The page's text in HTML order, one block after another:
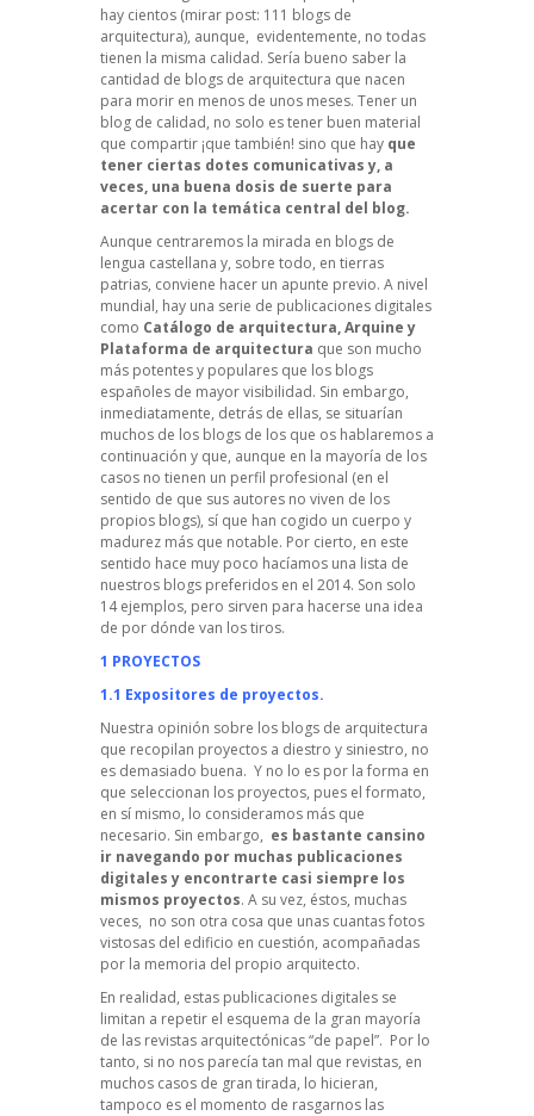
hay cientos (mirar post: 111 blogs de
arquitectura), aunque, evidentemente, no todas
tienen la misma calidad. Sería bueno saber la
cantidad de blogs de arquitectura que nacen
para morir en menos de unos meses. Tener un
blog de calidad, no solo es tener buen material
que compartir ¡que también! sino que hay que
tener ciertas dotes comunicativas y, a
veces, una buena dosis de suerte para
acertar con la temática central del blog.
Aunque centraremos la mirada en blogs de
lengua castellana y, sobre todo, en tierras
patrias, conviene hacer un apunte previo. A nivel
mundial, hay una serie de publicaciones digitales
como Catálogo de arquitectura, Arquine y
Plataforma de arquitectura que son mucho
más potentes y populares que los blogs
españoles de mayor visibilidad. Sin embargo,
inmediatamente, detrás de ellas, se situarían
muchos de los blogs de los que os hablaremos a
continuación y que, aunque en la mayoría de los
casos no tienen un perfil profesional (en el
sentido de que sus autores no viven de los
propios blogs), sí que han cogido un cuerpo y
madurez más que notable. Por cierto, en este
sentido hace muy poco hacíamos una lista de
nuestros blogs preferidos en el 2014. Son solo
14 ejemplos, pero sirven para hacerse una idea
de por dónde van los tiros.
1 PROYECTOS
1.1 Expositores de proyectos.
Nuestra opinión sobre los blogs de arquitectura
que recopilan proyectos a diestro y siniestro, no
es demasiado buena. Y no lo es por la forma en
que seleccionan los proyectos, pues el formato,
en sí mismo, lo consideramos más que
necesario. Sin embargo, es bastante cansino
ir navegando por muchas publicaciones
digitales y encontrarte casi siempre los
mismos proyectos. A su vez, éstos, muchas
veces, no son otra cosa que unas cuantas fotos
vistosas del edificio en cuestión, acompañadas
por la memoria del propio arquitecto.
En realidad, estas publicaciones digitales se
limitan a repetir el esquema de la gran mayoría
de las revistas arquitectónicas “de papel”. Por lo
tanto, si no nos parecía tan mal que revistas, en
muchos casos de gran tirada, lo hicieran,
tampoco es el momento de rasgarnos las